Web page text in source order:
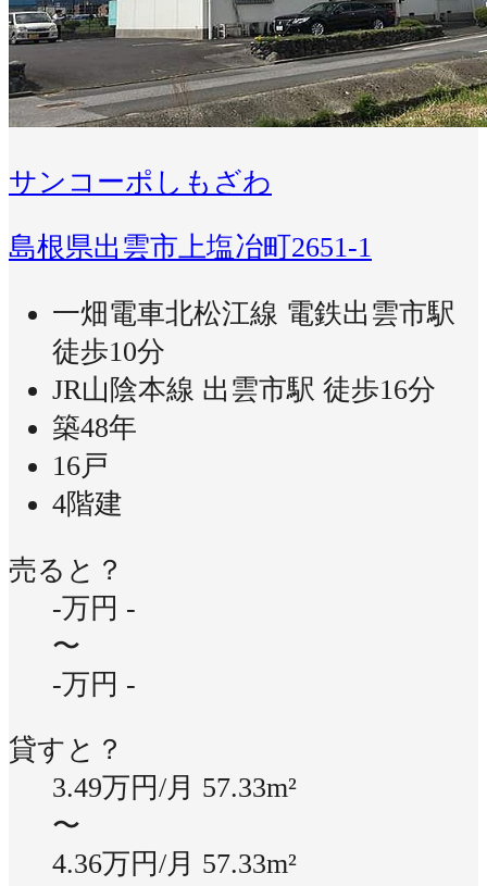
サンコーポしもざわ
島根県出雲市上塩冶町2651-1
一畑電車北松江線 電鉄出雲市駅
徒歩10分
JR山陰本線 出雲市駅 徒歩16分
築48年
16戸
4階建
売ると？
-万円 -
〜
-万円 -
貸すと？
3.49万円/月 57.33m²
〜
4.36万円/月 57.33m²